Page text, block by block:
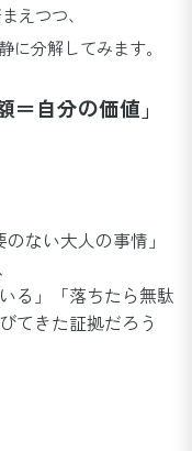
えつつ、
に分解してみます。
自分の価値」
ない大人の事情」
る」「落ちたら無駄
てきた証拠だろう